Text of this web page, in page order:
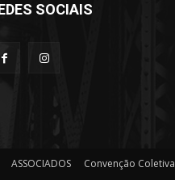
SOCIAIS
ASSOCIADOS Convenção Coletiva